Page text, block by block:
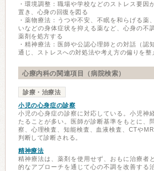
・環境調整：職場や学校などのストレス要因
置き、心身の回復を図る
・薬物療法：うつや不安、不眠を和らげる薬
いなどの身体症状を抑える薬など、心身の不
薬剤を処方する
・精神療法：医師や公認心理師との対話（認
通じ、ストレスへの対処法や考え方の偏りを整
心療内科の関連項目（病院検索）
診療・治療法
小児の心身症の診察
小児の心身症の診察に対応している。小児神
たることが多い。医師が診断基準をもとに、
察、心理検査、知能検査、血液検査、CTや
判断して診断される。
精神療法
精神療法は、薬剤を使用せず、おもに治療者
的なアプローチを通じて心の不調を改善する